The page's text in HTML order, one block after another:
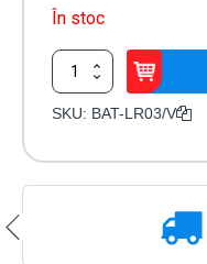
În stoc
Cantitate
Baterie
alcalina
SKU: BAT-LR03/V